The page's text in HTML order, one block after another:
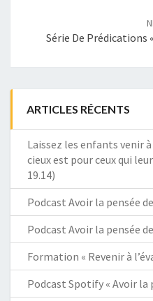
Série De Prédications
ARTICLES RÉCENTS
Laissez les enfants venir
cieux est pour ceux qui
19.14)
Podcast Avoir la pensée
Podcast Avoir la pensée
Formation « Revenir à
Podcast Spotify « Avoir la